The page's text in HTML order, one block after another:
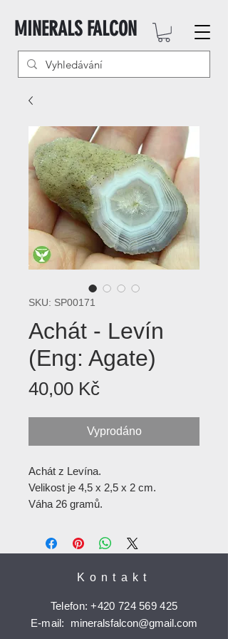
MINERALS FALCON
SKU: SP00171
Achát - Levín
(Eng: Agate)
40,00 KčCena
Vyprodáno
Achát z Levína.
Velikost je 4,5 x 2,5 x 2 cm.
Váha 26 gramů.
Kontakt
Telefon:+420 724 569 425
E-mail: mineralsfalcon@gmail.com